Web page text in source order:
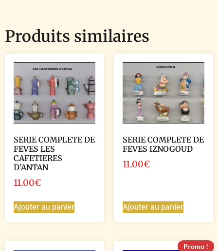
Produits similaires
SERIE COMPLETE DE
FEVES LES
CAFETIERES
D’ANTAN
11.00€
Ajouter au panier
SERIE COMPLETE DE
FEVES IZNOGOUD
11.00€
Ajouter au panier
Promo !